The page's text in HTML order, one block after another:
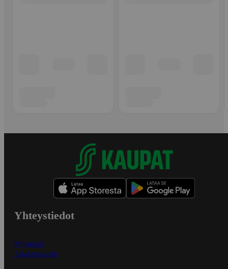
Yhteystiedot
Myymälät
Asiakaspalvelu